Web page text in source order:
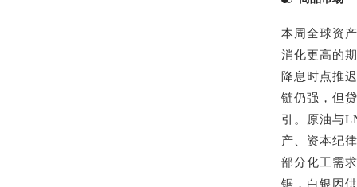
本周全球资
消化更高的
降息时点推
链仍强，但
引。原油与
产、资本纪
部分化工需
锯，白银因